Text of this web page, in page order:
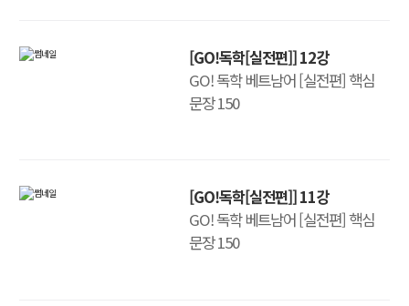
[GO!독학[실전편]] 12강
GO! 독학 베트남어 [실전편] 핵심
문장 150
[GO!독학[실전편]] 11강
GO! 독학 베트남어 [실전편] 핵심
문장 150